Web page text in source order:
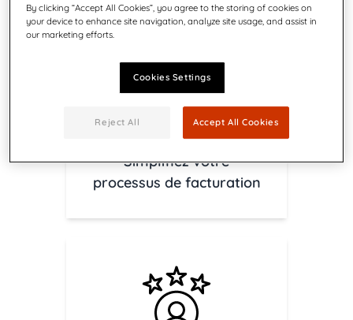
Simplifiez votre
processus de facturation
By clicking “Accept All Cookies”, you agree to the storing of cookies on
your device to enhance site navigation, analyze site usage, and assist in
our marketing efforts.
Cookies Settings
Reject All Accept All Cookies